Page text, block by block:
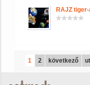
RAJZ
1 2 következő